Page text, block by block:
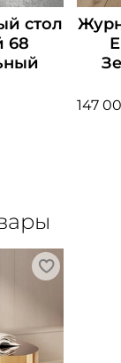
стол
68
147